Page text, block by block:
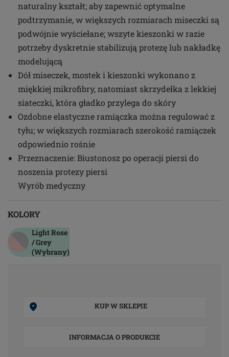
naturalny kształt; aby zapewnić optymalne
podtrzymanie, w większych rozmiarach miseczki są
podwójnie wyściełane; wszyte kieszonki w razie
potrzeby dyskretnie stabilizują protezę lub nakładkę
modelującą
Dół miseczek, mostek i kieszonki wykonano z
miękkiej mikrofibry, natomiast skrzydełka z lekkiej
siateczki, która gładko przylega do skóry
Ozdobne elastyczne ramiączka można regulować z
tyłu; w większych rozmiarach szerokość ramiączek
odpowiednio rośnie
Przeznaczenie: Biustonosz po operacji piersi do
noszenia protezy piersi
Wyrób medyczny
KOLORY
Light Rose
/ Grey
(Wybrany)
KUP W SKLEPIE
INFORMACJA O PRODUKCIE